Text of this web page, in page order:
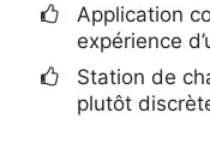
Application
expérience
Station de
plutôt